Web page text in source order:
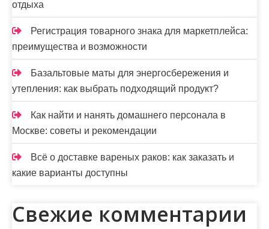
ц
и
я
з
а
п
и
с
е
й
отдыха
Регистрация товарного знака для маркетплейса:
преимущества и возможности
Базальтовые маты для энергосбережения и
утепления: как выбрать подходящий продукт?
Как найти и нанять домашнего персонала в
Москве: советы и рекомендации
Всё о доставке вареных раков: как заказать и
какие варианты доступны
Свежие комментарии